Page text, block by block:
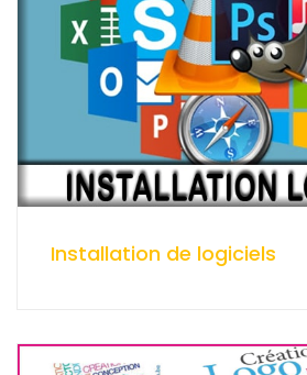
Installation de logiciels